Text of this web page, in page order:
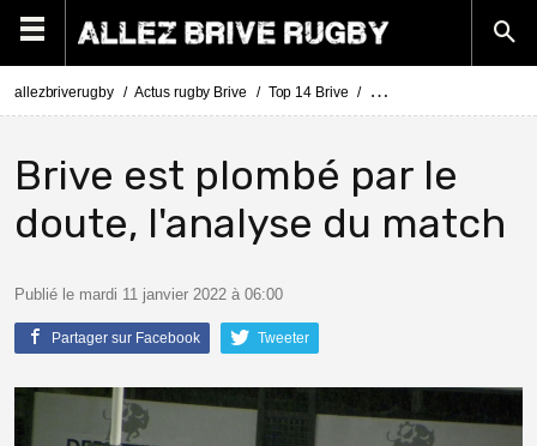
allezbriverugby Actus rugby Brive Top 14 Brive Top 14 Brive - Bordeaux
Brive est plombé par le
doute, l'analyse du match
Publié le mardi 11 janvier 2022 à 06:00
Partager sur Facebook Tweeter